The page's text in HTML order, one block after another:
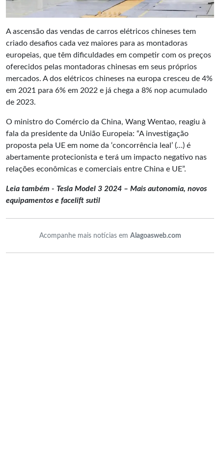
A ascensão das vendas de carros elétricos chineses tem
criado desafios cada vez maiores para as montadoras
europeias, que têm dificuldades em competir com os preços
oferecidos pelas montadoras chinesas em seus próprios
mercados. A dos elétricos chineses na europa cresceu de 4%
em 2021 para 6% em 2022 e já chega a 8% nop acumulado
de 2023.
O ministro do Comércio da China, Wang Wentao, reagiu à
fala da presidente da União Europeia: “A investigação
proposta pela UE em nome da ‘concorrência leal’ (…) é
abertamente protecionista e terá um impacto negativo nas
relações econômicas e comerciais entre China e UE”.
Leia também - Tesla Model 3 2024 – Mais autonomia, novos
equipamentos e facelift sutil
Acompanhe mais notícias em Alagoasweb.com